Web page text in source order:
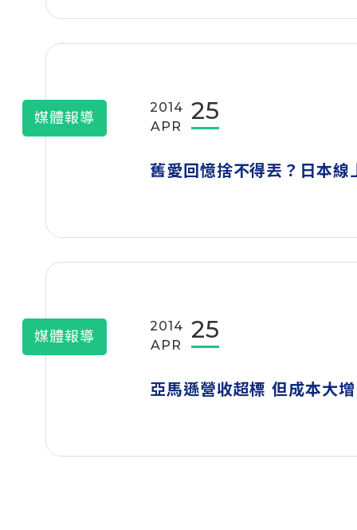
媒體報導
2014
APR
25
舊愛回憶捨不得丟？日本線
媒體報導
2014
APR
25
亞馬遜營收超標 但成本大增